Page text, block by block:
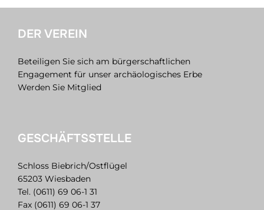
DER VEREIN
Beteiligen Sie sich am bürgerschaftlichen
Engagement für unser archäologisches Erbe
Werden Sie Mitglied
GESCHÄFTSSTELLE
Schloss Biebrich/Ostflügel
65203 Wiesbaden
Tel. (0611) 69 06-1 31
Fax (0611) 69 06-1 37